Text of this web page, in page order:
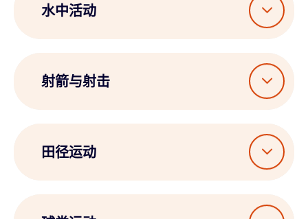
水中活动
射箭与射击
田径运动